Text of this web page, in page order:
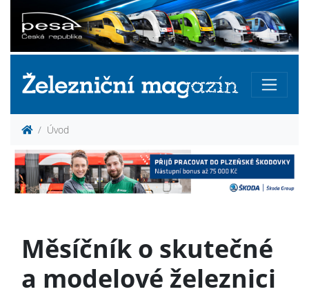
Úvod
Měsíčník o skutečné
a modelové železnici